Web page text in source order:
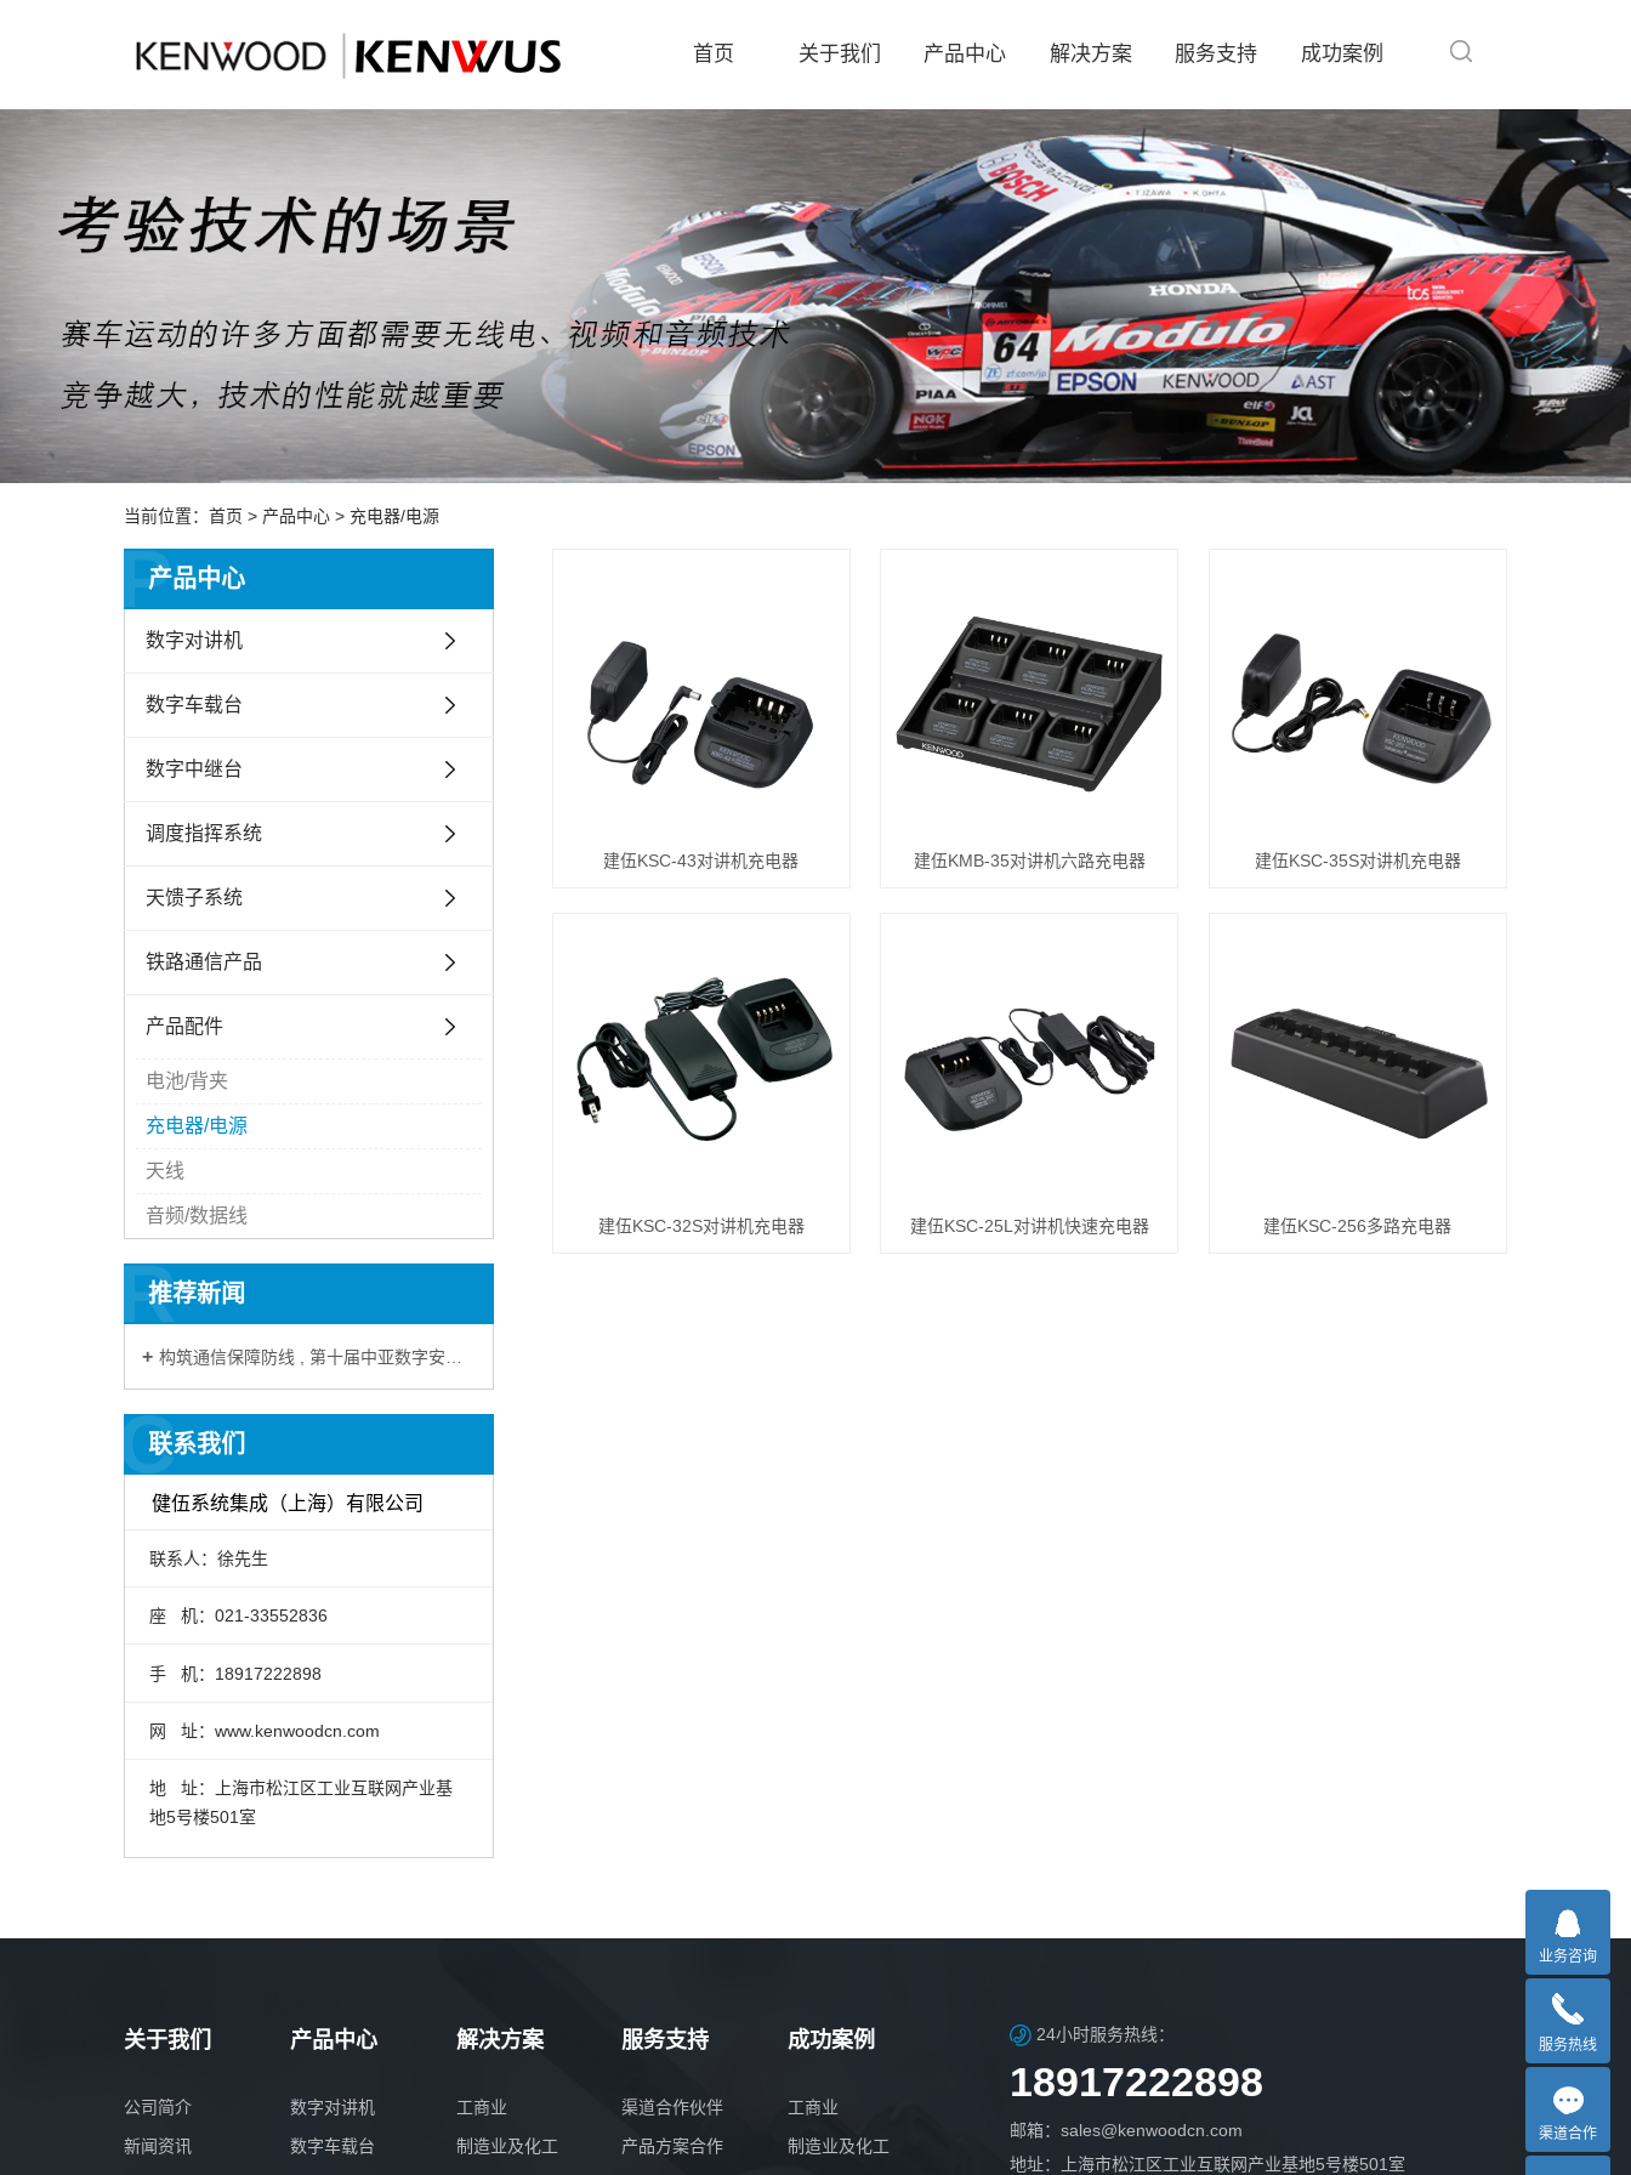
首页 关于我们 产品中心 解决方案 服务支持 成功案例
当前位置： 首页 > 产品中心 > 充电器/电源
产品中心
P
数字对讲机
数字车载台
数字中继台
调度指挥系统
天馈子系统
铁路通信产品
产品配件
电池/背夹
充电器/电源
天线
音频/数据线
推荐新闻
R
构筑通信保障防线 , 第十届中亚数字安防博览会
联系我们
C
健伍系统集成（上海）有限公司
联系人：徐先生
座 机：021-33552836
手 机：18917222898
网 址：www.kenwoodcn.com
地 址：上海市松江区工业互联网产业基
地5号楼501室
建伍KSC-43对讲机充电器 建伍KMB-35对讲机六路充电器 建伍KSC-35S对讲机充电器
建伍KSC-32S对讲机充电器 建伍KSC-25L对讲机快速充电器 建伍KSC-256多路充电器
关于我们
公司简介
新闻资讯
产品中心
数字对讲机
数字车载台
解决方案
工商业
制造业及化工
服务支持
渠道合作伙伴
产品方案合作
成功案例
工商业
制造业及化工
24小时服务热线：
18917222898
邮箱：sales@kenwoodcn.com
地址：上海市松江区工业互联网产业基地5号楼501室
业务咨询
服务热线
渠道合作